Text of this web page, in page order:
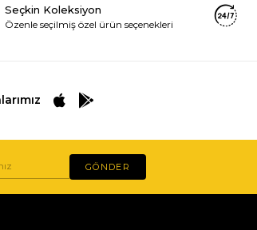
Seçkin Koleksiyon
Özenle seçilmiş özel ürün seçenekleri
GÖNDER